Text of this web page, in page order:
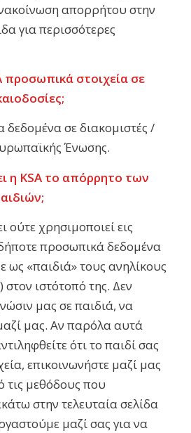
απορρήτου στην
για περισσότερες
προσωπικά στοιχεία σε
δεδομένα σε διακομιστές /
Ένωσης.
η KSA το απόρρητο των
ούτε χρησιμοποιεί εις
προσωπικά δεδομένα
ως «παιδιά» τους ανηλίκους
ιστότοπό της. Δεν
μας σε παιδιά, να
μας. Αν παρόλα αυτά
ότι το παιδί σας
επικοινωνήστε μαζί μας
τις μεθόδους που
στην τελευταία σελίδα
μαζί σας για να